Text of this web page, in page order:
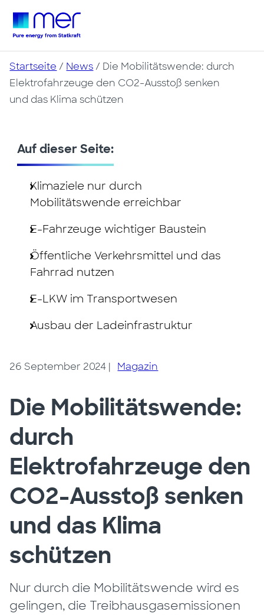
Startseite / News / Die Mobilitätswende: durch
Elektrofahrzeuge den CO2-Ausstoß senken
und das Klima schützen
Auf dieser Seite:
Klimaziele nur durch
Mobilitätswende erreichbar
E-Fahrzeuge wichtiger Baustein
Öffentliche Verkehrsmittel und das
Fahrrad nutzen
E-LKW im Transportwesen
Ausbau der Ladeinfrastruktur
26 September 2024 | Magazin
Die Mobilitätswende:
durch
Elektrofahrzeuge den
CO2-Ausstoß senken
und das Klima
schützen
Nur durch die Mobilitätswende wird es
gelingen, die Treibhausgasemissionen